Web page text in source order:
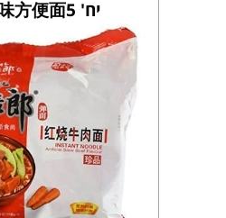
יח' 辣牛肉味方便面5